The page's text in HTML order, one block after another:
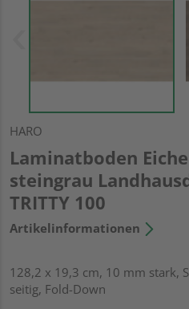
HARO
Laminatboden
steingrau
TRITTY 100
Artikelinformationen
128,2 x 19,3 cm, 10 mm stark,
seitig, Fold-Down